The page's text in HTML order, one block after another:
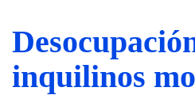
inquilinos